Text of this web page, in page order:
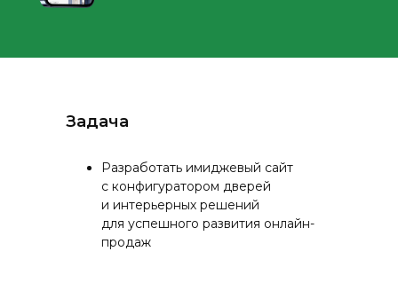
Разработать имиджевый сайт
с конфигуратором дверей
и интерьерных решений
для успешного развития онлайн-
продаж
Задача